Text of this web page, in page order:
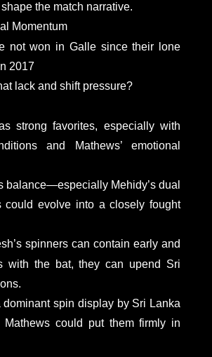
the match narrative.
Momentum
not won in Galle since their lone
2017
lack and shift pressure?
strong favorites, especially with
and Mathews’ emotional
balance—especially Mehidy’s dual
could evolve into a closely fought
spinners can contain early and
with the bat, they can upend Sri
dominant spin display by Sri Lanka
Mathews could put them firmly in